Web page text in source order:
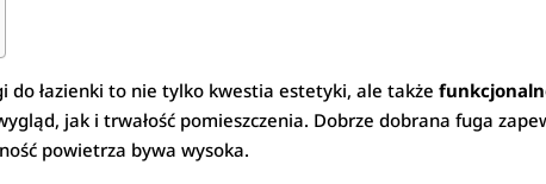
do łazienki to nie tylko kwestia estetyki, ale także
jak i trwałość pomieszczenia. Dobrze dobrana fuga
powietrza bywa wysoka.